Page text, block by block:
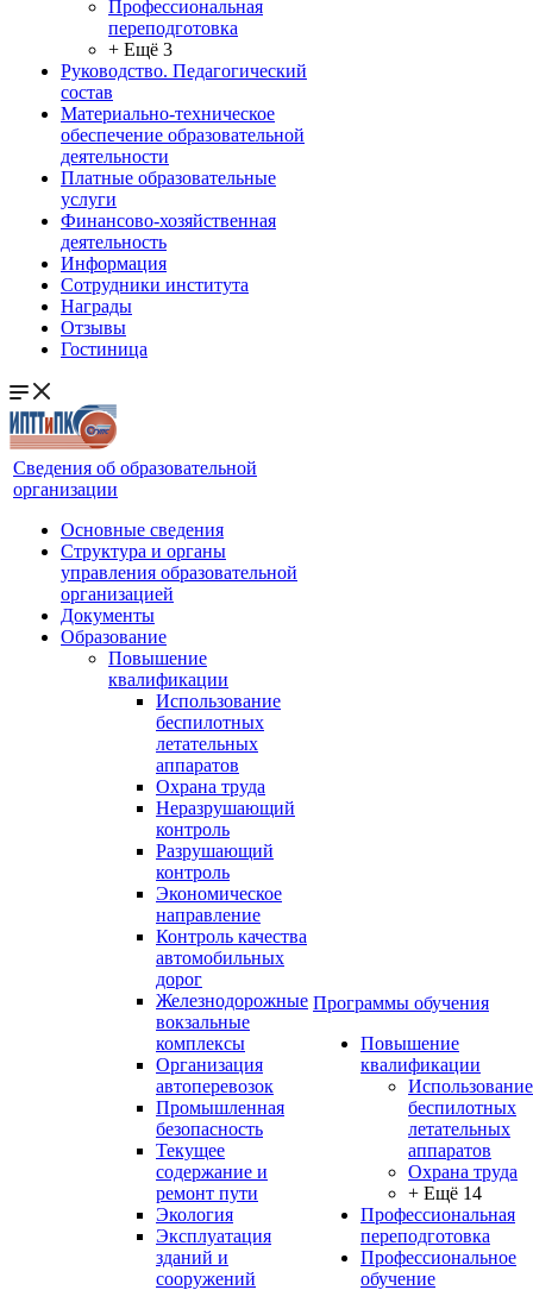
Профессиональная
переподготовка
+ Ещё 3
Руководство. Педагогический
состав
Материально-техническое
обеспечение образовательной
деятельности
Платные образовательные
услуги
Финансово-хозяйственная
деятельность
Информация
Сотрудники института
Награды
Отзывы
Гостиница
Сведения об образовательной
организации
Основные сведения
Структура и органы
управления образовательной
организацией
Документы
Образование
Повышение
квалификации
Использование
беспилотных
летательных
аппаратов
Охрана труда
Неразрушающий
контроль
Разрушающий
контроль
Экономическое
направление
Контроль качества
автомобильных
дорог
Железнодорожные
вокзальные
комплексы
Организация
автоперевозок
Промышленная
безопасность
Текущее
содержание и
ремонт пути
Экология
Эксплуатация
зданий и
сооружений
Программы обучения
Повышение
квалификации
Использование
беспилотных
летательных
аппаратов
Охрана труда
+ Ещё 14
Профессиональная
переподготовка
Профессиональное
обучение